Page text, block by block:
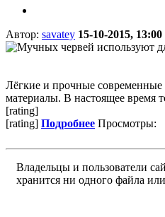
Автор: savatey 15-10-2015, 13:00
Лёгкие и прочные современные
материалы. В настоящее время
[rating]
[rating] Подробнее Просмотры:
Владельцы и пользователи
хранится ни одного файла